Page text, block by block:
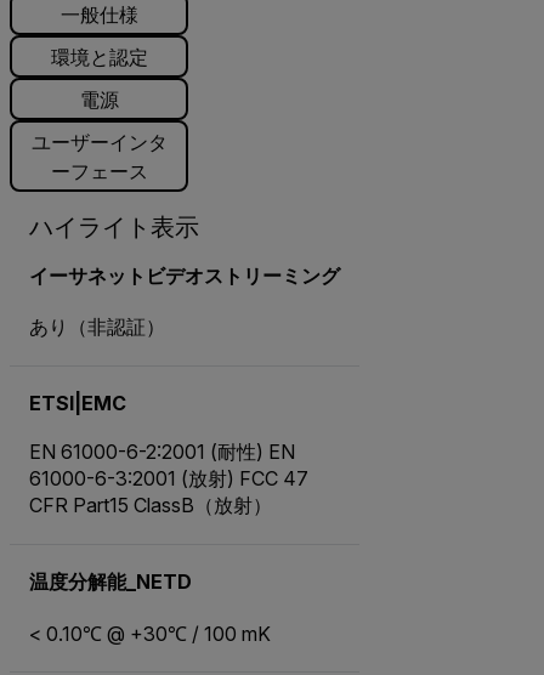
一般仕様
環境と認定
電源
ユーザーインタ
ーフェース
ハイライト表示
イーサネットビデオストリーミング
あり（非認証）
ETSI|EMC
EN 61000-6-2:2001 (耐性) EN
61000-6-3:2001 (放射) FCC 47
CFR Part15 ClassB（放射）
温度分解能_NETD
< 0.10℃ @ +30℃ / 100 mK